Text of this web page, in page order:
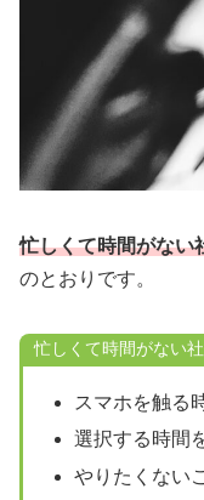
忙しくて時間がない
のとおりです。
忙しくて時間がない
スマホを触る
選択する時間
やりたくない